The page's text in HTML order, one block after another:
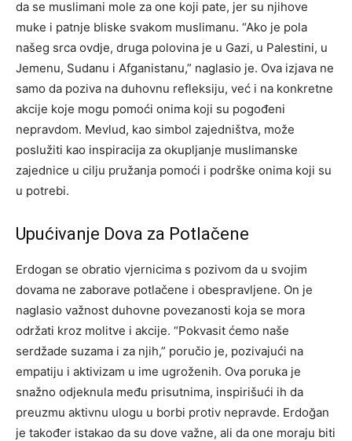
da se muslimani mole za one koji pate, jer su njihove
muke i patnje bliske svakom muslimanu. “Ako je pola
našeg srca ovdje, druga polovina je u Gazi, u Palestini, u
Jemenu, Sudanu i Afganistanu,” naglasio je. Ova izjava ne
samo da poziva na duhovnu refleksiju, već i na konkretne
akcije koje mogu pomoći onima koji su pogođeni
nepravdom. Mevlud, kao simbol zajedništva, može
poslužiti kao inspiracija za okupljanje muslimanske
zajednice u cilju pružanja pomoći i podrške onima koji su
u potrebi.
Upućivanje Dova za Potlačene
Erdogan se obratio vjernicima s pozivom da u svojim
dovama ne zaborave potlačene i obespravljene. On je
naglasio važnost duhovne povezanosti koja se mora
održati kroz molitve i akcije. “Pokvasit ćemo naše
serdžade suzama i za njih,” poručio je, pozivajući na
empatiju i aktivizam u ime ugroženih. Ova poruka je
snažno odjeknula među prisutnima, inspirišući ih da
preuzmu aktivnu ulogu u borbi protiv nepravde. Erdoğan
je također istakao da su dove važne, ali da one moraju biti